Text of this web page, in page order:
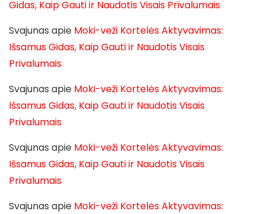
Gidas, Kaip Gauti ir Naudotis Visais Privalumais
Svajunas apie Moki-veži Kortelės Aktyvavimas:
Išsamus Gidas, Kaip Gauti ir Naudotis Visais
Privalumais
Svajunas apie Moki-veži Kortelės Aktyvavimas:
Išsamus Gidas, Kaip Gauti ir Naudotis Visais
Privalumais
Svajunas apie Moki-veži Kortelės Aktyvavimas:
Išsamus Gidas, Kaip Gauti ir Naudotis Visais
Privalumais
Svajunas apie Moki-veži Kortelės Aktyvavimas: